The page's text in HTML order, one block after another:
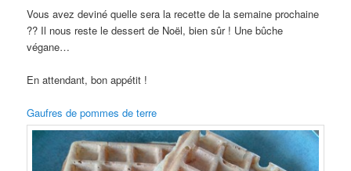
Vous avez deviné quelle sera la recette de la semaine prochaine
?? Il nous reste le dessert de Noël, bien sûr ! Une bûche
végane…
En attendant, bon appétit !
Gaufres de pommes de terre